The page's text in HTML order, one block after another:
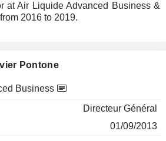
at Air Liquide Advanced Business &
2016 to 2019.
Pontone
Business
Directeur Général
01/09/2013